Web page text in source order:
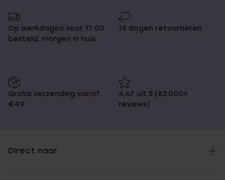
Op werkdagen voor 17:00
besteld, morgen in huis
14 dagen retourneren
Gratis verzending vanaf
€49
4,67 uit 5 (82.000+
reviews)
Direct naar